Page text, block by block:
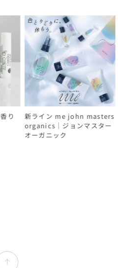
新ライン me john masters
organics｜ジョンマスター
オーガニック
2026